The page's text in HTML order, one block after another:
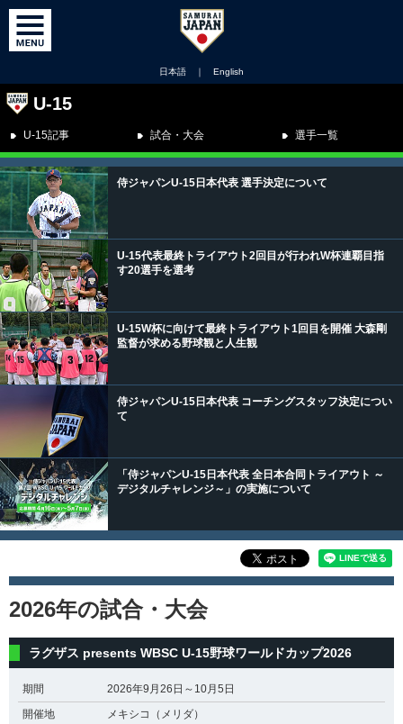
日本語 ｜ English
U-15
U-15記事 試合・大会 選手一覧
侍ジャパンU-15日本代表 選手決定について
U-15代表最終トライアウト2回目が行われW杯連覇目指
す20選手を選考
U-15W杯に向けて最終トライアウト1回目を開催 大森剛
監督が求める野球観と人生観
侍ジャパンU-15日本代表 コーチングスタッフ決定につい
て
「侍ジャパンU-15日本代表 全日本合同トライアウト ～
デジタルチャレンジ～」の実施について
2026年の試合・大会
ラグザス presents WBSC U-15野球ワールドカップ2026
期間
2026年9月26日～10月5日
開催地
メキシコ（メリダ）